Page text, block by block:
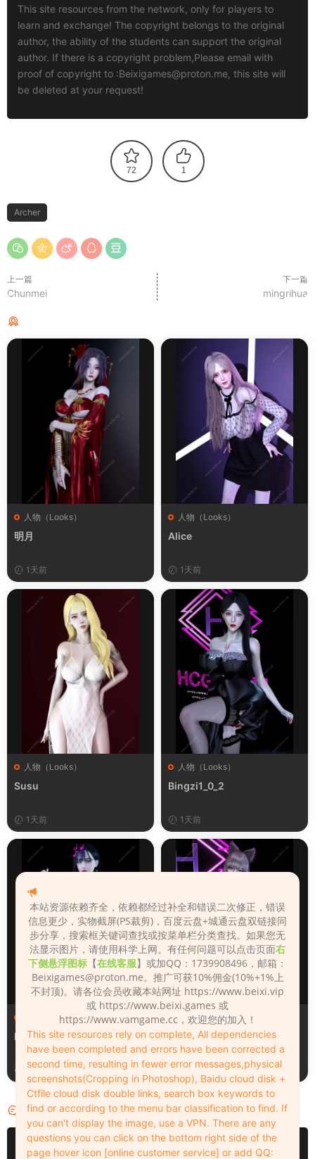
This site resources from the network, only for players to
learn and exchange! The copyright belongs to the original
author, the ability of the students can support the original
author. If there is a copyright problem,Please email with
proof of copyright to :Beixigames@proton.me, this site will
be deleted at your request!
72 1
Archer
上一篇
Chunmei
下一篇
mingrihua
人物（Looks）
明月
1天前
人物（Looks）
Alice
1天前
人物（Looks）
Susu
1天前
人物（Looks）
Bingzi1_0_2
1天前
人物（Looks）
Monica_2_2_2
1天前
人物（Looks）
Lizhen2025
2天前
评论 0
请先登录
本站资源依赖齐全，依赖都经过补全和错误二次修正，错误
信息更少，实物截屏(PS裁剪)，百度云盘+城通云盘双链接同
步分享，搜索框关键词查找或按菜单栏分类查找。如果您无
法显示图片，请使用科学上网。有任何问题可以点击页面右
下侧悬浮图标 【在线客服】或加QQ：1739908496，邮箱：
Beixigames@proton.me。推广可获10%佣金(10%+1%上
不封顶)。请各位会员收藏本站网址 https://www.beixi.vip
或 https://www.beixi.games 或
https://www.vamgame.cc，欢迎您的加入！
This site resources rely on complete, All dependencies
have been completed and errors have been corrected a
second time, resulting in fewer error messages,physical
screenshots(Cropping in Photoshop), Baidu cloud disk +
Ctfile cloud disk double links, search box keywords to
find or according to the menu bar classification to find. If
you can't display the image, use a VPN. There are any
questions you can click on the bottom right side of the
page hover icon [online customer service] or add QQ: